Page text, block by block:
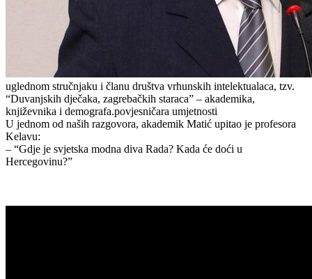
uglednom stručnjaku i članu društva vrhunskih intelektualaca, tzv.
“Duvanjskih dječaka, zagrebačkih staraca” – akademika,
književnika i demografa.povjesničara umjetnosti
U jednom od naših razgovora, akademik Matić upitao je profesora
Kelavu:
– “Gdje je svjetska modna diva Rada? Kada će doći u
Hercegovinu?”